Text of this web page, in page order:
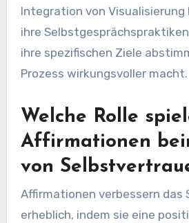
Integration von Visualisierung
ihre
ihre spezifischen Ziele
Prozess wirkungsvoller macht.
Welche Rolle
Affirmationen
von
Affirmationen verbessern das
erheblich, indem sie eine